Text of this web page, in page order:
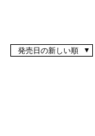
発売日の新しい順